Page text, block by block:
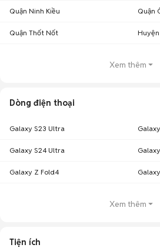
Quận Ninh Kiều Quận
Quận Thốt Nốt
Xem thêm
Dòng điện thoại
Galaxy S23 Ultra
Galaxy S24 Ultra
Galaxy Z Fold4
Xem thêm
Tiện ích